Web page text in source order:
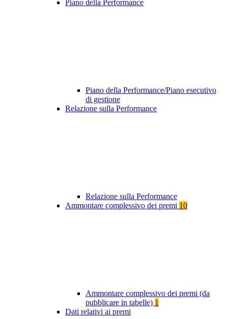
Piano della Performance
Piano della Performance/Piano esecutivo
di gestione
Relazione sulla Performance
Relazione sulla Performance
Ammontare complessivo dei premi 10
Ammontare complessivo dei premi (da
pubblicare in tabelle) 1
Dati relativi ai premi